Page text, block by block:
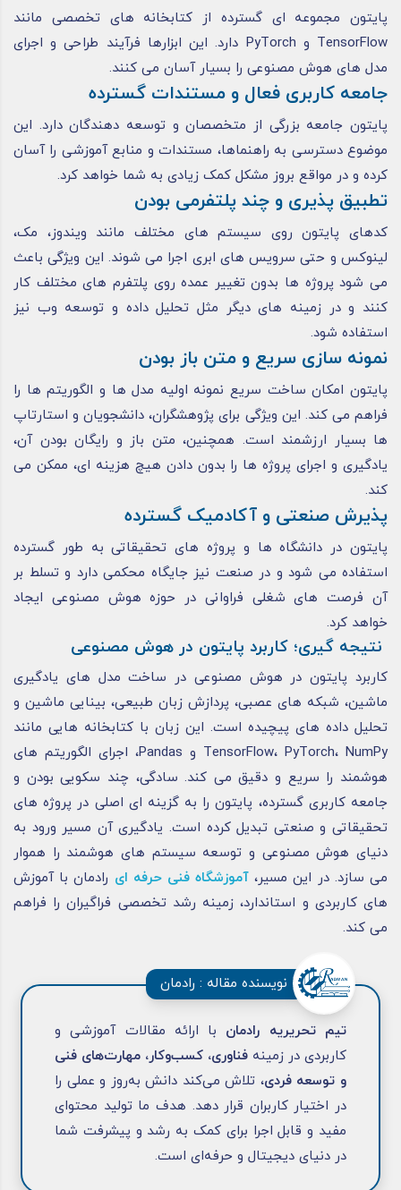
پایتون مجموعه ای گسترده از کتابخانه های تخصصی مانند
TensorFlow و PyTorch دارد. این ابزارها فرآیند طراحی و اجرای
مدل های هوش مصنوعی را بسیار آسان می کنند.
جامعه کاربری فعال و مستندات گسترده
پایتون جامعه بزرگی از متخصصان و توسعه دهندگان دارد. این
موضوع دسترسی به راهنماها، مستندات و منابع آموزشی را آسان
کرده و در مواقع بروز مشکل کمک زیادی به شما خواهد کرد.
تطبیق پذیری و چند پلتفرمی بودن
کدهای پایتون روی سیستم های مختلف مانند ویندوز، مک،
لینوکس و حتی سرویس های ابری اجرا می شوند. این ویژگی باعث
می شود پروژه ها بدون تغییر عمده روی پلتفرم های مختلف کار
کنند و در زمینه های دیگر مثل تحلیل داده و توسعه وب نیز
استفاده شود.
نمونه سازی سریع و متن باز بودن
پایتون امکان ساخت سریع نمونه اولیه مدل ها و الگوریتم ها را
فراهم می کند. این ویژگی برای پژوهشگران، دانشجویان و استارتاپ
ها بسیار ارزشمند است. همچنین، متن باز و رایگان بودن آن،
یادگیری و اجرای پروژه ها را بدون دادن هیچ هزینه ای، ممکن می
کند.
پذیرش صنعتی و آکادمیک گسترده
پایتون در دانشگاه ها و پروژه های تحقیقاتی به طور گسترده
استفاده می شود و در صنعت نیز جایگاه محکمی دارد و تسلط بر
آن فرصت های شغلی فراوانی در حوزه هوش مصنوعی ایجاد
خواهد کرد.
نتیجه گیری؛ کاربرد پایتون در هوش مصنوعی
کاربرد پایتون در هوش مصنوعی در ساخت مدل های یادگیری
ماشین، شبکه های عصبی، پردازش زبان طبیعی، بینایی ماشین و
تحلیل داده های پیچیده است. این زبان با کتابخانه هایی مانند
TensorFlow، PyTorch، NumPy و Pandas، اجرای الگوریتم های
هوشمند را سریع و دقیق می کند. سادگی، چند سکویی بودن و
جامعه کاربری گسترده، پایتون را به گزینه ای اصلی در پروژه های
تحقیقاتی و صنعتی تبدیل کرده است. یادگیری آن مسیر ورود به
دنیای هوش مصنوعی و توسعه سیستم های هوشمند را هموار
می سازد. در این مسیر، آموزشگاه فنی حرفه ای رادمان با آموزش
های کاربردی و استاندارد، زمینه رشد تخصصی فراگیران را فراهم
می کند.
تیم تحریریه رادمان با ارائه مقالات آموزشی و
کاربردی در زمینه فناوری، کسب‌وکار، مهارت‌های فنی
و توسعه فردی، تلاش می‌کند دانش به‌روز و عملی را
در اختیار کاربران قرار دهد. هدف ما تولید محتوای
مفید و قابل اجرا برای کمک به رشد و پیشرفت شما
در دنیای دیجیتال و حرفه‌ای است.
نویسنده مقاله : رادمان